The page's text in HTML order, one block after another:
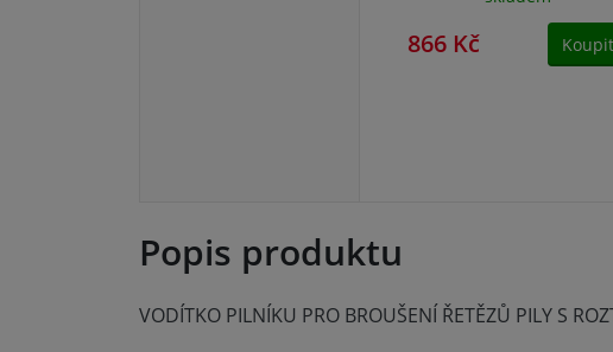
866 Kč Koupit
Popis produktu
VODÍTKO PILNÍKU PRO BROUŠENÍ ŘETĚZŮ PILY S